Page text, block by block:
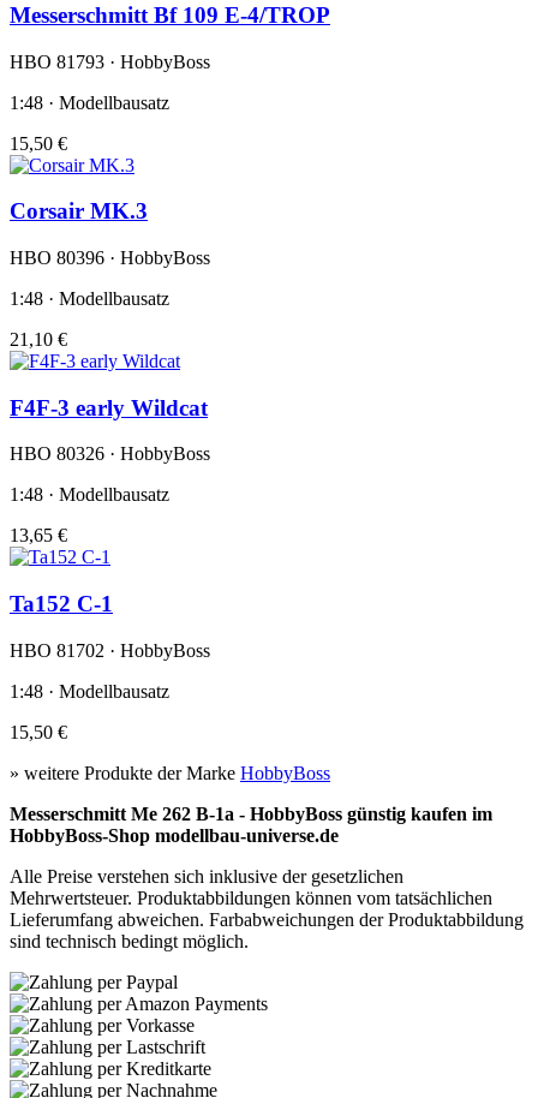
Messerschmitt Bf 109 E-4/TROP
HBO 81793 · HobbyBoss
1:48 · Modellbausatz
15,50 €
Corsair MK.3
HBO 80396 · HobbyBoss
1:48 · Modellbausatz
21,10 €
F4F-3 early Wildcat
HBO 80326 · HobbyBoss
1:48 · Modellbausatz
13,65 €
Ta152 C-1
HBO 81702 · HobbyBoss
1:48 · Modellbausatz
15,50 €
» weitere Produkte der Marke HobbyBoss
Messerschmitt Me 262 B-1a - HobbyBoss günstig kaufen im
HobbyBoss-Shop modellbau-universe.de
Alle Preise verstehen sich inklusive der gesetzlichen
Mehrwertsteuer. Produktabbildungen können vom tatsächlichen
Lieferumfang abweichen. Farbabweichungen der Produktabbildung
sind technisch bedingt möglich.